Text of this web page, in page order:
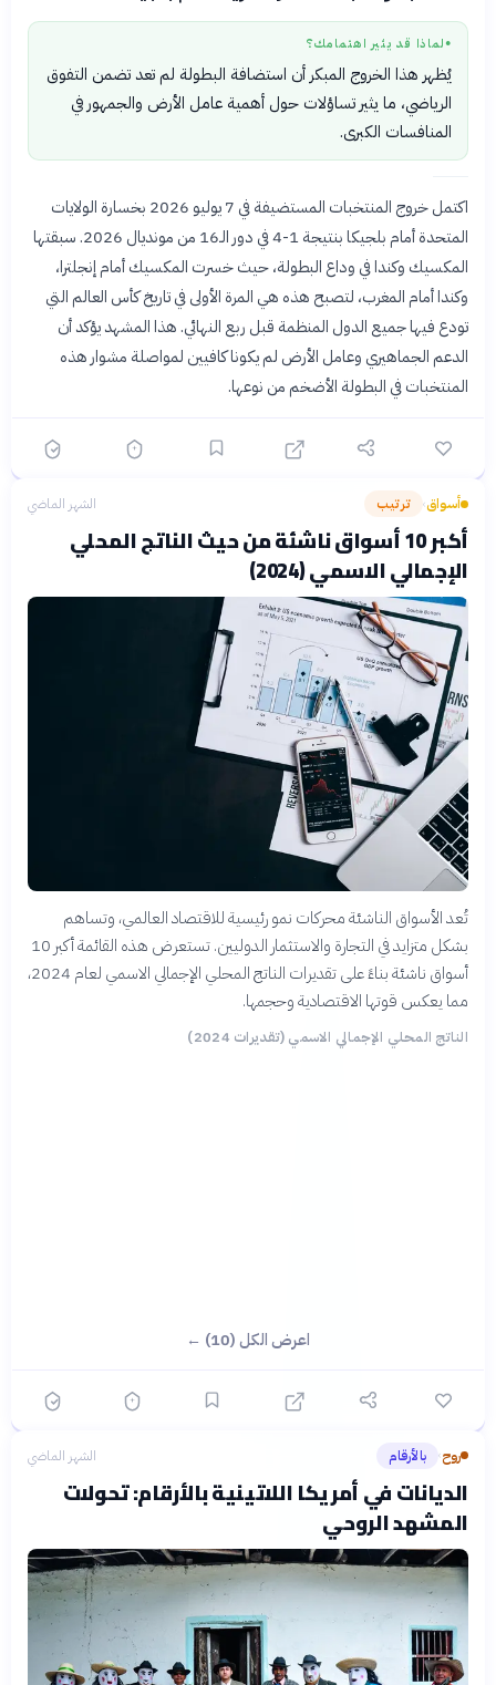
● لماذا قد يثير اهتمامك؟
يُظهر هذا الخروج المبكر أن استضافة البطولة لم تعد تضمن التفوق
الرياضي، ما يثير تساؤلات حول أهمية عامل الأرض والجمهور في
المنافسات الكبرى.
اكتمل خروج المنتخبات المستضيفة في 7 يوليو 2026 بخسارة الولايات
المتحدة أمام بلجيكا بنتيجة 1-4 في دور الـ16 من مونديال 2026. سبقتها
المكسيك وكندا في وداع البطولة، حيث خسرت المكسيك أمام إنجلترا،
وكندا أمام المغرب، لتصبح هذه هي المرة الأولى في تاريخ كأس العالم التي
تودع فيها جميع الدول المنظمة قبل ربع النهائي. هذا المشهد يؤكد أن
الدعم الجماهيري وعامل الأرض لم يكونا كافيين لمواصلة مشوار هذه
المنتخبات في البطولة الأضخم من نوعها.
أسواق› ترتيب الشهر الماضي
أكبر 10 أسواق ناشئة من حيث الناتج المحلي
الإجمالي الاسمي (2024)
تُعد الأسواق الناشئة محركات نمو رئيسية للاقتصاد العالمي، وتساهم
بشكل متزايد في التجارة والاستثمار الدوليين. تستعرض هذه القائمة أكبر 10
أسواق ناشئة بناءً على تقديرات الناتج المحلي الإجمالي الاسمي لعام 2024،
مما يعكس قوتها الاقتصادية وحجمها.
الناتج المحلي الإجمالي الاسمي (تقديرات 2024)
اعرض الكل (10) ←
روح› بالأرقام الشهر الماضي
الديانات في أمريكا اللاتينية بالأرقام: تحولات
المشهد الروحي